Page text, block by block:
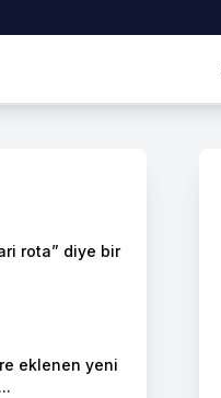
rota” diye bir
eklenen yeni